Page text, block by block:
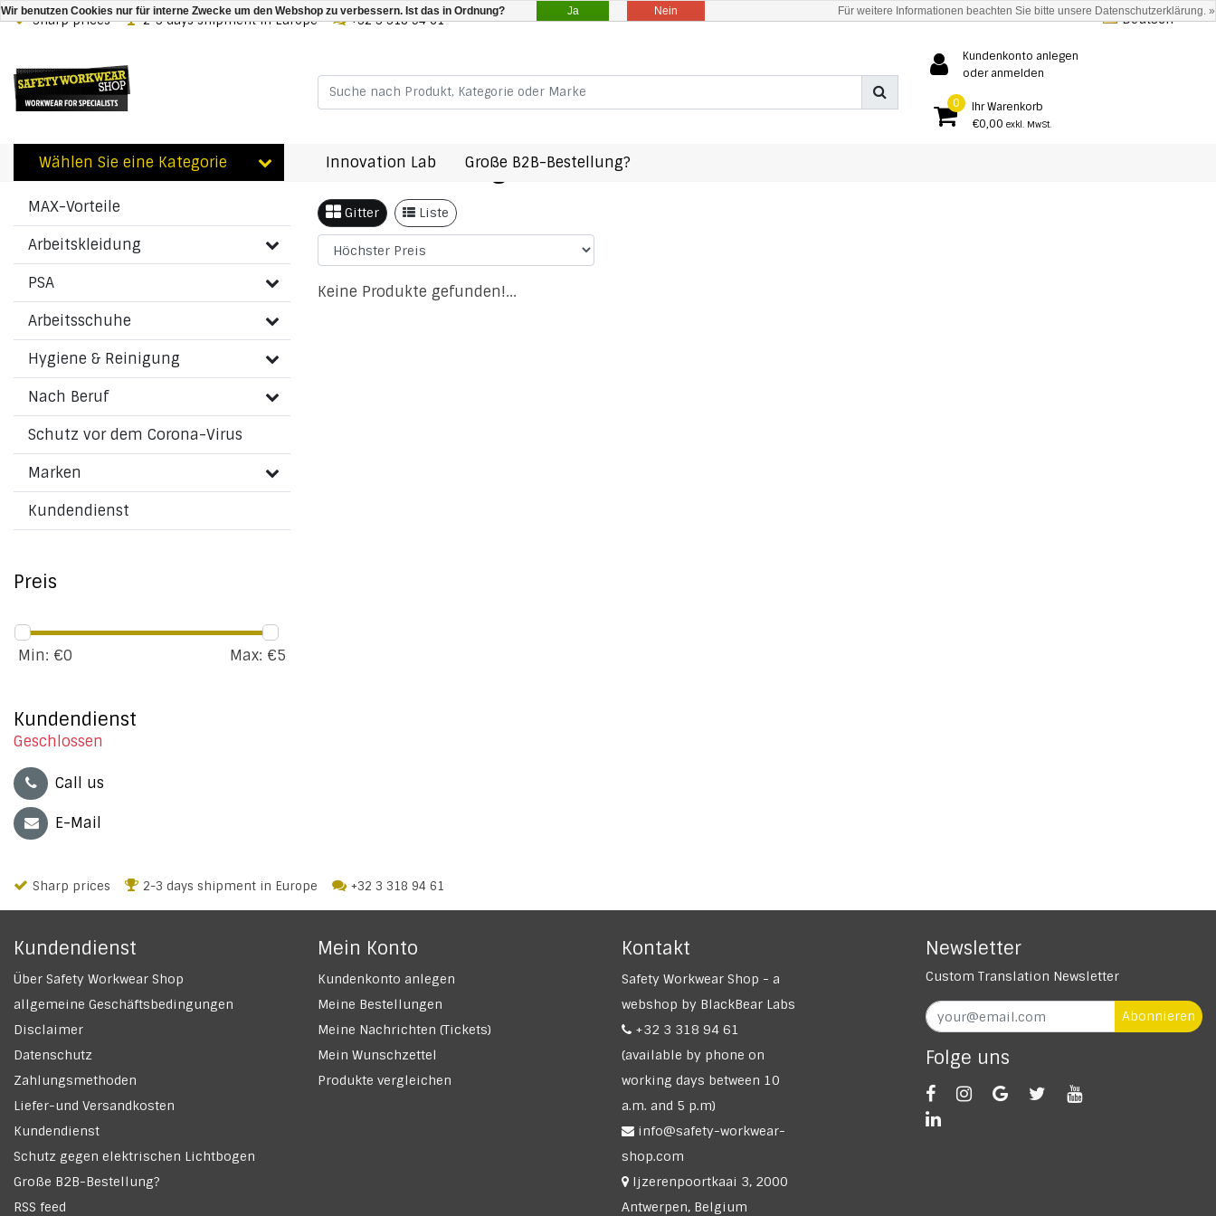
Sharp prices 2-3 days shipment in Europe +32 3 318 94 61 Deutsch
Kundenkonto anlegen
oder anmelden
0
Ihr Warenkorb
€0,00 exkl. MwSt.
Wählen Sie eine Kategorie Innovation Lab Große B2B-Bestellung?
Zurück zu Schlagworte|Schlagworte 24180000990037
Kategorien
MAX-Vorteile
Arbeitskleidung
PSA
Arbeitsschuhe
Hygiene & Reinigung
Nach Beruf
Schutz vor dem Corona-Virus
Marken
Kundendienst
Preis
Min: €0 Max: €5
Kundendienst
Geschlossen
Call us
E-Mail
Artikel mit Schlagwort 24180000990037
Gitter Liste
Keine Produkte gefunden!...
Sharp prices 2-3 days shipment in Europe +32 3 318 94 61
Kundendienst
Über Safety Workwear Shop
allgemeine Geschäftsbedingungen
Disclaimer
Datenschutz
Zahlungsmethoden
Liefer-und Versandkosten
Kundendienst
Schutz gegen elektrischen Lichtbogen
Große B2B-Bestellung?
RSS feed
Mein Konto
Kundenkonto anlegen
Meine Bestellungen
Meine Nachrichten (Tickets)
Mein Wunschzettel
Produkte vergleichen
Kontakt
Safety Workwear Shop - a
webshop by BlackBear Labs
+32 3 318 94 61
(available by phone on
working days between 10
a.m. and 5 p.m)
info@safety-workwear-
shop.com
Ijzerenpoortkaai 3, 2000
Antwerpen, Belgium
Newsletter
Custom Translation Newsletter
Abonnieren
Folge uns
Wir benutzen Cookies nur für interne Zwecke um den Webshop zu verbessern. Ist das in Ordnung? Ja Nein Für weitere Informationen beachten Sie bitte unsere Datenschutzerklärung. »